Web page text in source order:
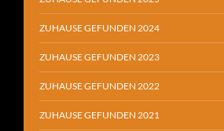
ZUHAUSE GEFUNDEN 2024
ZUHAUSE GEFUNDEN 2023
ZUHAUSE GEFUNDEN 2022
ZUHAUSE GEFUNDEN 2021